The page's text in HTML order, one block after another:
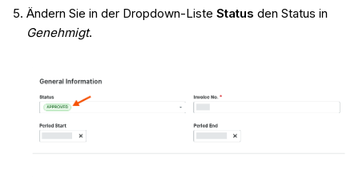
Ändern Sie in der Dropdown-Liste Status den Status in
Genehmigt.